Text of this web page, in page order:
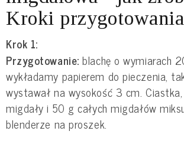
Kroki
Krok 1:
Przygotowanie:blachę o wymiarach
wykładamy papierem do pieczenia,
wystawał na wysokość 3 cm.
migdały i 50 g całych migdałów
blenderze na proszek.